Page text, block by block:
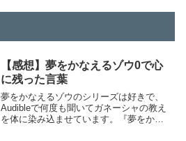
【感想】夢をかなえるゾウ0で心
に残った言葉
夢をかなえるゾウのシリーズは好きで、
Audibleで何度も聞いてガネーシャの教え
を体に染み込ませています。『夢をかな